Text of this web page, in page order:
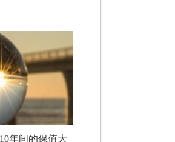
年间的保值大